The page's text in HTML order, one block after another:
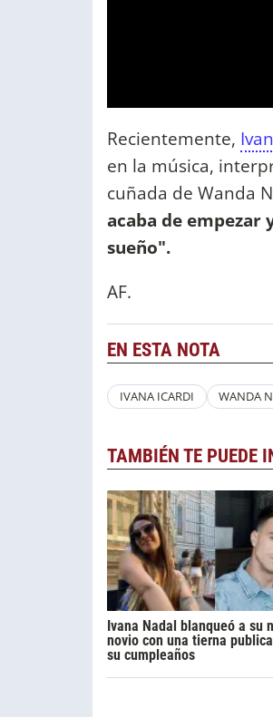
Recientemente,
en la música,
cuñada de Wanda
acaba de empezar
sueño".
AF.
EN ESTA NOTA
IVANA ICARDI WANDA
TAMBIÉN TE PUEDE
Ivana Nadal blanqueó a su
novio con una tierna
su cumpleaños